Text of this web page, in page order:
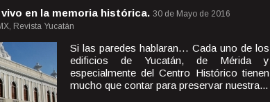
en la memoria histórica. 30 de Mayo de 2016
Revista Yucatán
Si las paredes hablaran… Cada uno de los
edificios de Yucatán, de Mérida y
especialmente del Centro Histórico tienen
mucho que contar para preservar nuestra...